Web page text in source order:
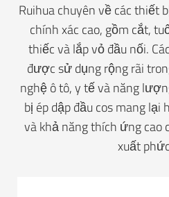
Ruihua chuyên về các thiết
chính xác cao, gồm cắt,
thiếc và lắp vỏ đầu nối.
được sử dụng rộng rãi
nghệ ô tô, y tế và năng
bị ép dập đầu cos mang lại
và khả năng thích ứng cao
xuất